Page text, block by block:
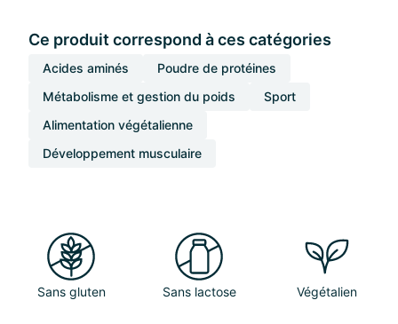
Ce produit correspond à ces catégories
Acides aminés
Poudre de protéines
Métabolisme et gestion du poids
Sport
Alimentation végétalienne
Développement musculaire
Sans gluten Sans lactose Végétalien